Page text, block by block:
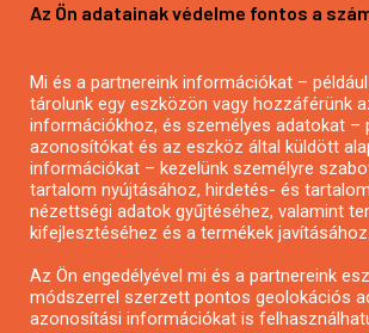
Mezőgazdasági pályázatírás
Pályázatírás civil szervezeteknek
Pályázatírás önkormányzatoknak
Pályázatfigyelés
Specifikus pályázatfigyelés vagy hírlevél
Az Ön adatainak védelme fontos a
Mi és a partnereink információkat –
tárolunk egy eszközön vagy hozzáférünk
információkhoz, és személyes adatokat –
azonosítókat és az eszköz által küldött
információkat – kezelünk személyre
tartalom nyújtásához, hirdetés- és
nézettségi adatok gyűjtéséhez, valamint
kifejlesztéséhez és a termékek javításához.
Az Ön engedélyével mi és a partnereink
módszerrel szerzett pontos geolokációs
azonosítási információkat is